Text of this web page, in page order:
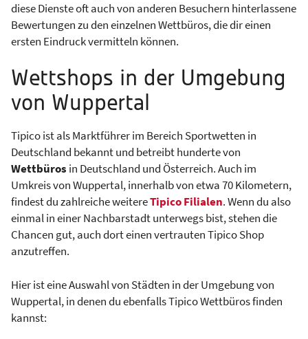
diese Dienste oft auch von anderen Besuchern hinterlassene
Bewertungen zu den einzelnen Wettbüros, die dir einen
ersten Eindruck vermitteln können.
Wettshops in der Umgebung
von Wuppertal
Tipico ist als Marktführer im Bereich Sportwetten in
Deutschland bekannt und betreibt hunderte von
Wettbüros in Deutschland und Österreich. Auch im
Umkreis von Wuppertal, innerhalb von etwa 70 Kilometern,
findest du zahlreiche weitereTipico Filialen. Wenn du also
einmal in einer Nachbarstadt unterwegs bist, stehen die
Chancen gut, auch dort einen vertrauten Tipico Shop
anzutreffen.
Hier ist eine Auswahl von Städten in der Umgebung von
Wuppertal, in denen du ebenfalls Tipico Wettbüros finden
kannst: